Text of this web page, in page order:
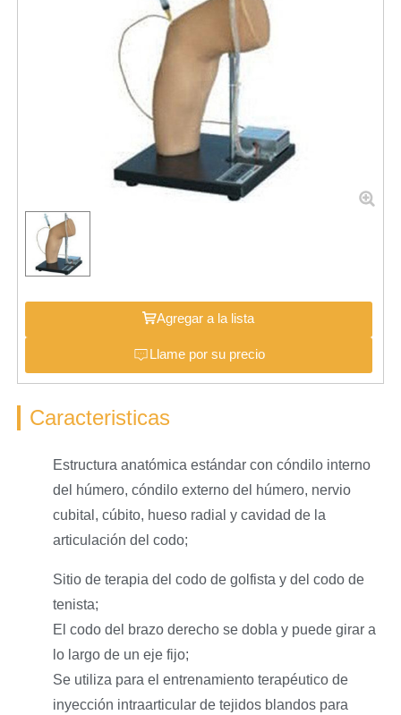
Agregar a la lista
Llame por su precio
Caracteristicas
Estructura anatómica estándar con cóndilo interno
del húmero, cóndilo externo del húmero, nervio
cubital, cúbito, hueso radial y cavidad de la
articulación del codo;
Sitio de terapia del codo de golfista y del codo de
tenista;
El codo del brazo derecho se dobla y puede girar a
lo largo de un eje fijo;
Se utiliza para el entrenamiento terapéutico de
inyección intraarticular de tejidos blandos para